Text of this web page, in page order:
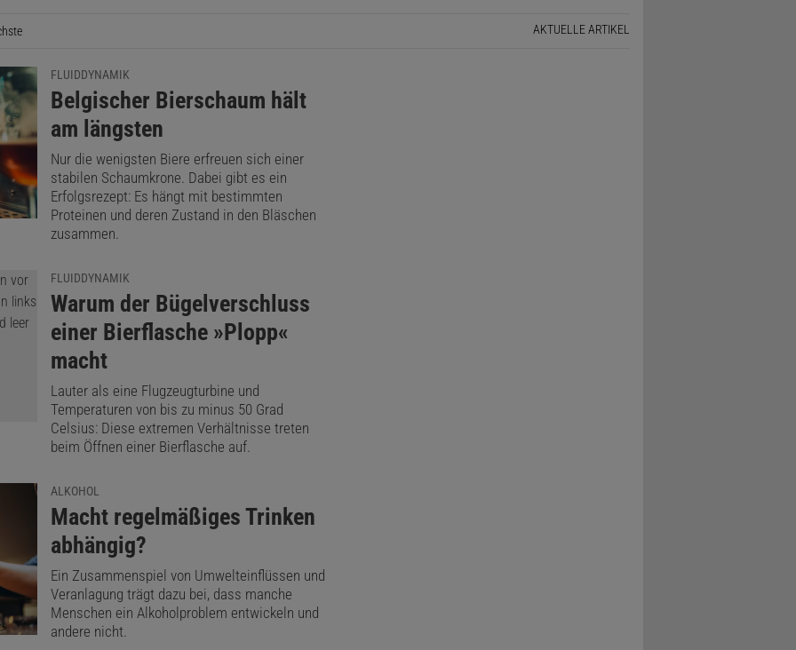
AKTUELLE ARTIKEL
FLUIDDYNAMIK
:
Belgischer Bierschaum hält
am längsten
Nur die wenigsten Biere erfreuen sich einer
stabilen Schaumkrone. Dabei gibt es ein
Erfolgsrezept: Es hängt mit bestimmten
Proteinen und deren Zustand in den Bläschen
zusammen.
FLUIDDYNAMIK
:
Warum der Bügelverschluss
einer Bierflasche »Plopp«
macht
Lauter als eine Flugzeugturbine und
Temperaturen von bis zu minus 50 Grad
Celsius: Diese extremen Verhältnisse treten
beim Öffnen einer Bierflasche auf.
ALKOHOL
:
Macht regelmäßiges Trinken
abhängig?
Ein Zusammenspiel von Umwelteinflüssen und
Veranlagung trägt dazu bei, dass manche
Menschen ein Alkoholproblem entwickeln und
andere nicht.